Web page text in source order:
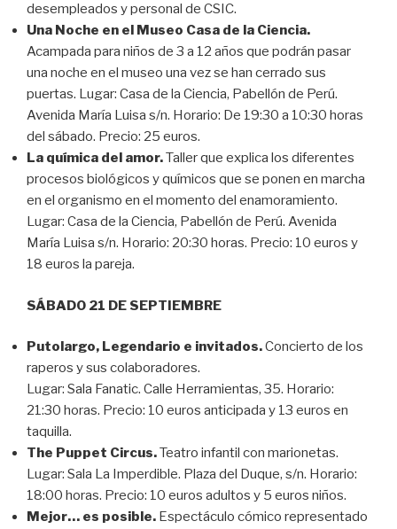
desempleados y personal de CSIC.
Una Noche en el Museo Casa de la Ciencia.
Acampada para niños de 3 a 12 años que podrán pasar
una noche en el museo una vez se han cerrado sus
puertas. Lugar: Casa de la Ciencia, Pabellón de Perú.
Avenida María Luisa s/n. Horario: De 19:30 a 10:30 horas
del sábado. Precio: 25 euros.
La química del amor.Taller que explica los diferentes
procesos biológicos y químicos que se ponen en marcha
en el organismo en el momento del enamoramiento.
Lugar: Casa de la Ciencia, Pabellón de Perú. Avenida
María Luisa s/n. Horario: 20:30 horas. Precio: 10 euros y
18 euros la pareja.
SÁBADO 21 DE SEPTIEMBRE
Putolargo, Legendario e invitados.Concierto de los
raperos y sus colaboradores.
Lugar: Sala Fanatic. Calle Herramientas, 35. Horario:
21:30 horas. Precio: 10 euros anticipada y 13 euros en
taquilla.
The Puppet Circus.Teatro infantil con marionetas.
Lugar: Sala La Imperdible. Plaza del Duque, s/n. Horario:
18:00 horas. Precio: 10 euros adultos y 5 euros niños.
Mejor… es posible. Espectáculo cómico representado